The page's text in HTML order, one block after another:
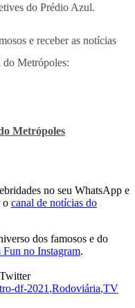
do Prédio Azul.
e receber as notícias
do Metrópoles:
Metrópoles
no seu WhatsApp e
o canal de notícias do
dos famosos e do
no Instagram.
Twitter
df-2021,Rodoviária,TV